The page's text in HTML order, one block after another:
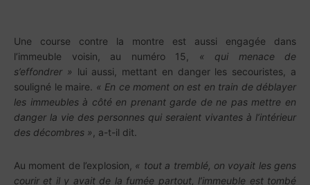
Une course contre la montre est aussi engagée dans
l’immeuble voisin, au numéro 15, « qui menace de
s’effondrer » lui aussi, mettant en danger les secouristes, a
souligné le maire. « En ce moment on est en train de déblayer
les immeubles à côté en prenant garde de ne pas mettre en
danger la vie des personnes qui seraient vivantes à l’intérieur
des décombres »
, a-t-il dit.
Au moment de l’explosion, « tout a tremblé, on voyait les gens
courir et il y avait de la fumée partout, l’immeuble est tombé